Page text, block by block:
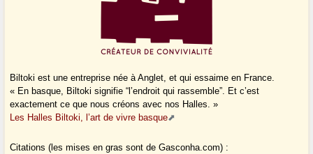
Biltoki est une entreprise née à Anglet, et qui essaime en France.
« En basque, Biltoki signifie “l’endroit qui rassemble”. Et c’est
exactement ce que nous créons avec nos Halles. »
Les Halles Biltoki, l’art de vivre basque
Citations (les mises en gras sont de Gasconha.com) :